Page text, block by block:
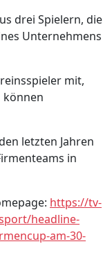
drei Spielern, die
Unternehmens
mit,
können
letzten Jahren
in
https://tv-
headline-
am-30-